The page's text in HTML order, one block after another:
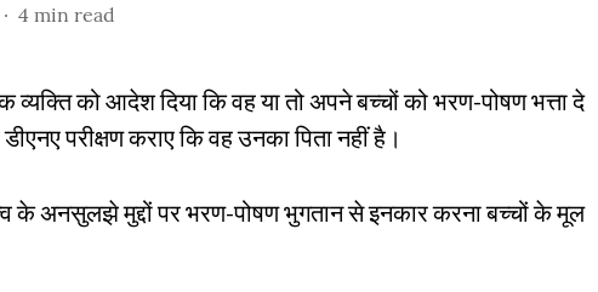
4 min read
व्यक्ति को आदेश दिया कि वह या तो अपने बच्चों को भरण-पोषण भत्ता दे
परीक्षण कराए कि वह उनका पिता नहीं है।
के अनसुलझे मुद्दों पर भरण-पोषण भुगतान से इनकार करना बच्चों के मूल